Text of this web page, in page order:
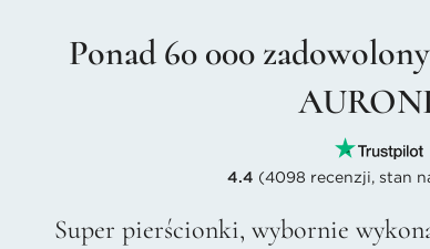
Ponad 60 000
4.4 (4098 recenzji, stan
Super pierścionki, wybornie